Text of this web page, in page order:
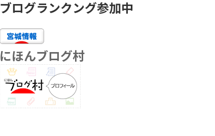
ブログランクング参加中
にほんブログ村